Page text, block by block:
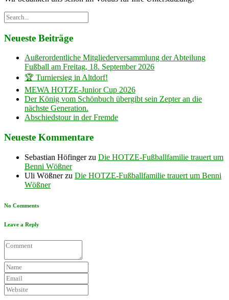
Neueste Beiträge
Außerordentliche Mitgliederversammlung der Abteilung
Fußball am Freitag, 18. September 2026
🏆 Turniersieg in Altdorf!
MEWA HOTZE-Junior Cup 2026
Der König vom Schönbuch übergibt sein Zepter an die
nächste Generation.
Abschiedstour in der Fremde
Neueste Kommentare
Sebastian Höfingerzu Die HOTZE-Fußballfamilie trauert um
Benni Wößner
Uli Wößnerzu Die HOTZE-Fußballfamilie trauert um Benni
Wößner
No Comments
Leave a Reply